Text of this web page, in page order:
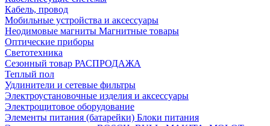
Кабель, провод
Мобильные устройства и аксессуары
Неодимовые магниты Магнитные товары
Оптические приборы
Светотехника
Сезонный товар РАСПРОДАЖА
Теплый пол
Удлинители и сетевые фильтры
Электроустановочные изделия и аксессуары
Электрощитовое оборудование
Элементы питания (батарейки) Блоки питания